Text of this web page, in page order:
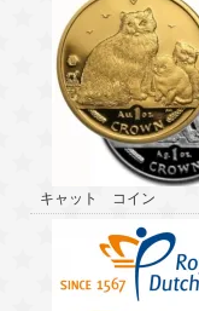
キャット コイン